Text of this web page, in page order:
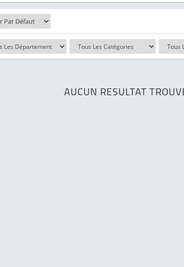
AUCUN RESULTAT